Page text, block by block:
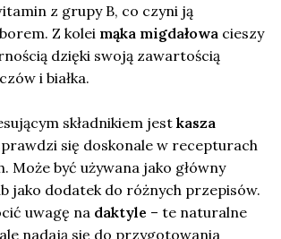
z grupy B, co czyni ją
Z kolei mąka migdałowa cieszy
dzięki swoją zawartością
i białka.
składnikiem jest kasza
się doskonale w recepturach
Może być używana jako główny
jako dodatek do różnych przepisów.
uwagę na daktyle – te naturalne
nadają się do przygotowania